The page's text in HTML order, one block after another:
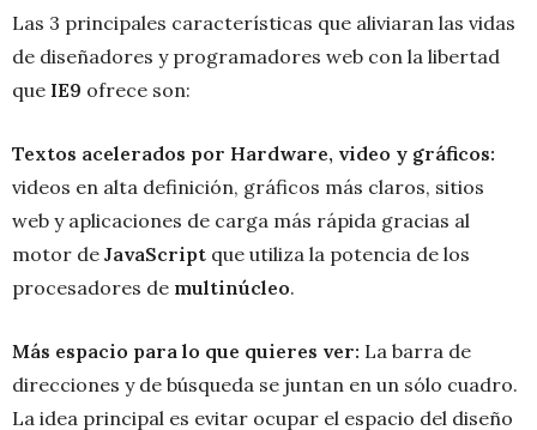
Las 3 principales características que aliviaran las vidas
de diseñadores y programadores web con la libertad
que IE9 ofrece son:
Textos acelerados por Hardware, video y gráficos:
videos en alta definición, gráficos más claros, sitios
web y aplicaciones de carga más rápida gracias al
motor de JavaScript que utiliza la potencia de los
procesadores de multinúcleo.
Más espacio para lo que quieres ver: La barra de
direcciones y de búsqueda se juntan en un sólo cuadro.
La idea principal es evitar ocupar el espacio del diseño